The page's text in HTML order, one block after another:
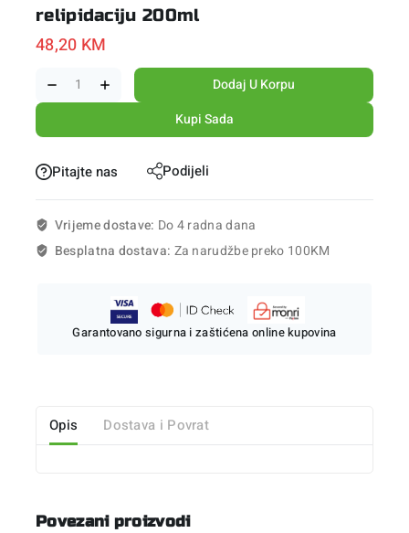
relipidaciju 200ml
48,20 KM
Dodaj U Korpu
Kupi Sada
Pitajte nas Podijeli
Vrijeme dostave: Do 4 radna dana
Besplatna dostava: Za narudžbe preko 100KM
Garantovano sigurna i zaštićena online kupovina
Opis Dostava i Povrat
Povezani proizvodi